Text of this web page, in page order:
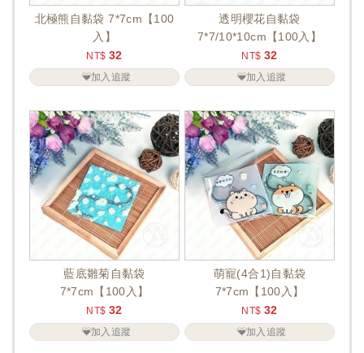
北極熊自黏袋 7*7cm【100
入】
NT$ 32
加入追蹤
透明櫻花自黏袋
7*7/10*10cm【100入】
NT$ 32
加入追蹤
藍底雛菊自黏袋
7*7cm【100入】
NT$ 32
加入追蹤
萌寵(4合1)自黏袋
7*7cm【100入】
NT$ 32
加入追蹤